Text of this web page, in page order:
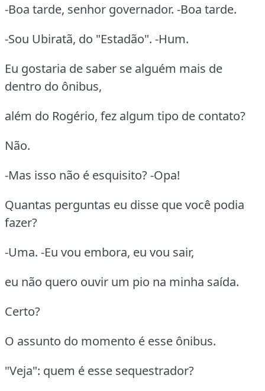
-Boa tarde, senhor governador. -Boa tarde.
-Sou Ubiratã, do "Estadão". -Hum.
Eu gostaria de saber se alguém mais de
dentro do ônibus,
além do Rogério, fez algum tipo de contato?
Não.
-Mas isso não é esquisito? -Opa!
Quantas perguntas eu disse que você podia
fazer?
-Uma. -Eu vou embora, eu vou sair,
eu não quero ouvir um pio na minha saída.
Certo?
O assunto do momento é esse ônibus.
"Veja": quem é esse sequestrador?